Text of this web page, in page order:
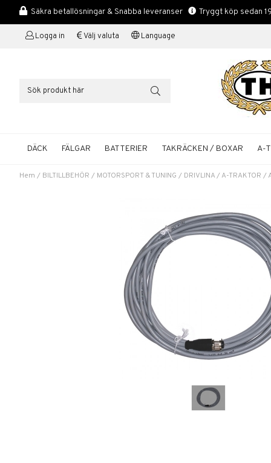
Säkra betallösningar & Snabba leveranser Tryggt köp sedan
Logga in Välj valuta Language
DÄCK FÄLGAR BATTERIER TAKRÄCKEN / BOXAR A-
Hem / BILTILLBEHÖR / MOTORSPORT & TUNING / DRIVLINA/A-TRAKTOR /